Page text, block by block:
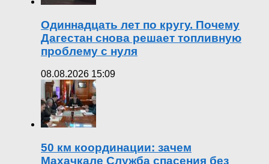
Одиннадцать лет по кругу. Почему
Дагестан снова решает топливную
проблему с нуля
08.08.2026 15:09
50 км координации: зачем
Махачкале Служба спасения без